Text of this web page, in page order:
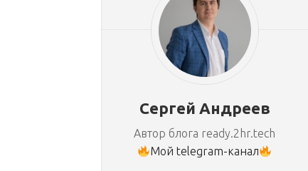
Сергей Андреев
Автор блога ready.2hr.tech
Мой telegram-канал